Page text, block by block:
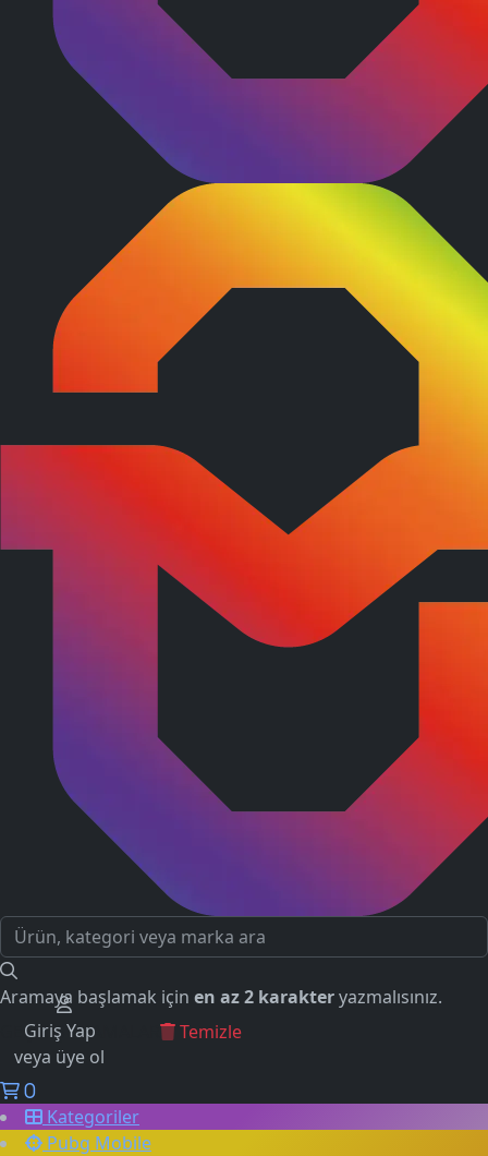
Aramaya başlamak için en az 2 karakteryazmalısınız.
GEÇMİŞ ARAMALAR
Temizle
Giriş Yap
veya üye ol
0
Kategoriler
Pubg Mobile